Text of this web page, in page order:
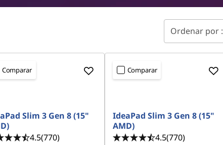
Ordenar por :
Comparar
Slim 3 Gen 8 (15"
4.5(770)
Comparar
IdeaPad Slim 3 Gen 8 (15"
AMD)
4.5(770)